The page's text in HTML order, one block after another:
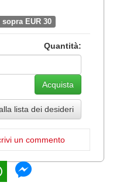
EUR 30
Quantità:
lista dei desideri
un commento